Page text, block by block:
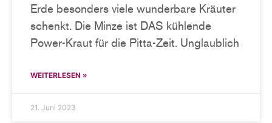
Erde besonders viele wunderbare Kräuter
schenkt. Die Minze ist DAS kühlende
Power-Kraut für die Pitta-Zeit. Unglaublich
WEITERLESEN »
21. Juni 2023